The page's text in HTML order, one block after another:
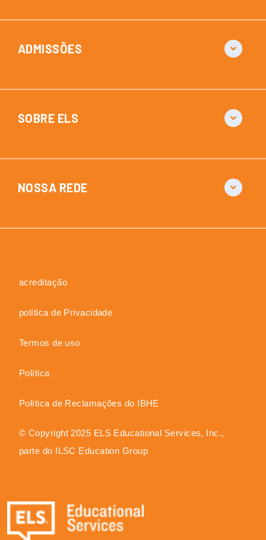
ADMISSÕES
SOBRE ELS
NOSSA REDE
acreditação
política de Privacidade
Termos de uso
Política
Política de Reclamações do IBHE
© Copyright 2025 ELS Educational Services, Inc.,
parte do ILSC Education Group